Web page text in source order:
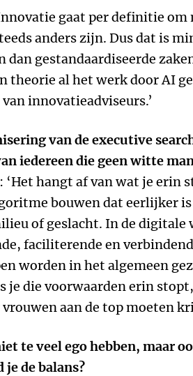
gaat per definitie om
anders zijn. Dus dat is
dan gestandaardiseerde
theorie al het werk door AI
innovatieadviseurs.’
van de executive
iedereen die geen witte
hangt af van wat je erin
bouwen dat eerlijker
of geslacht. In de digitale
faciliterende en
worden in het algemeen
je die voorwaarden erin
aan de top moeten
te veel ego hebben, maar
de balans?